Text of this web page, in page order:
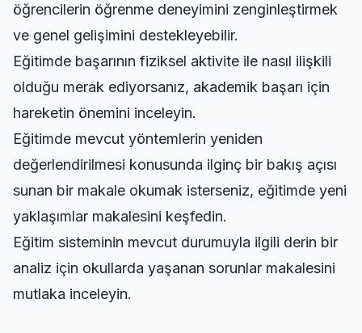
öğrencilerin öğrenme deneyimini zenginleştirmek
ve genel gelişimini destekleyebilir.
Eğitimde başarının fiziksel aktivite ile nasıl ilişkili
olduğu merak ediyorsanız, akademik başarı için
hareketin önemini inceleyin.
Eğitimde mevcut yöntemlerin yeniden
değerlendirilmesi konusunda ilginç bir bakış açısı
sunan bir makale okumak isterseniz, eğitimde yeni
yaklaşımlar makalesini keşfedin.
Eğitim sisteminin mevcut durumuyla ilgili derin bir
analiz için okullarda yaşanan sorunlar makalesini
mutlaka inceleyin.